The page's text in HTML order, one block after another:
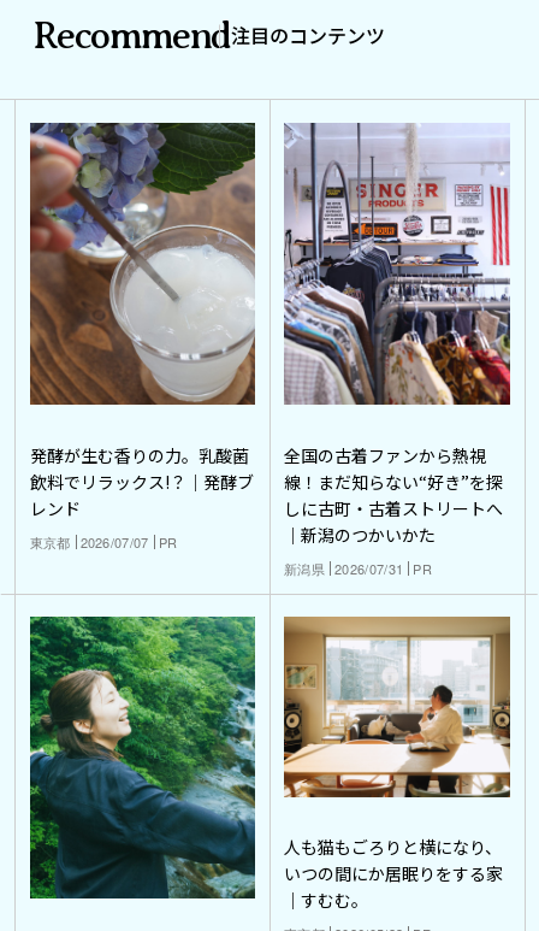
Recommend注目のコンテンツ
発酵が生む香りの力。乳酸菌
飲料でリラックス!？｜発酵ブ
レンド
東京都 2026/07/07 PR
全国の古着ファンから熱視
線！まだ知らない“好き”を探
しに古町・古着ストリートへ
｜新潟のつかいかた
新潟県 2026/07/31 PR
人も猫もごろりと横になり、
いつの間にか居眠りをする家
｜すむむ。